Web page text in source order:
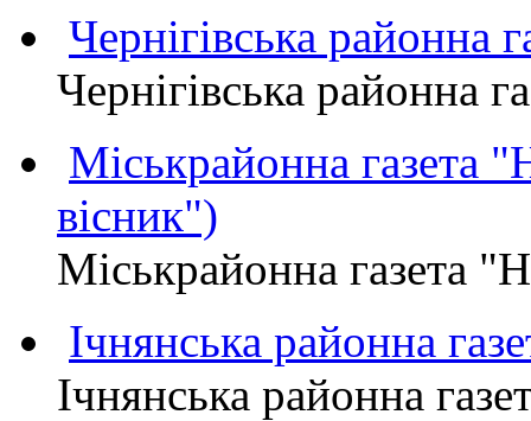
Чернігівська
Чернігівська
Міськрайонна
вісник")
Міськрайонна газета
Ічнянська районна
Ічнянська районна